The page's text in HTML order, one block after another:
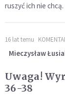
ruszyć ich nie chcą.
16 lat temu
Mieczysław
Uwaga!
36-38